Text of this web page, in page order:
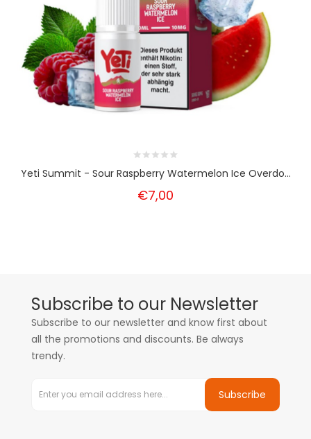
Yeti Summit - Sour Raspberry Watermelon Ice Overdo...
€7,00
Subscribe to our Newsletter
Subscribe to our newsletter and know first about
all the promotions and discounts. Be always
trendy.
Subscribe